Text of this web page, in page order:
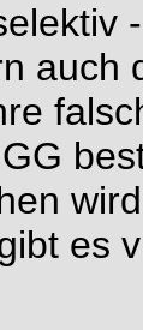
auch
es